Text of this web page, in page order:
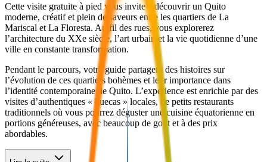
Cette visite gratuite à pied vous invite à découvrir un Quito
moderne, créatif et plein de saveurs entre les quartiers de La
Mariscal et La Floresta. Au fil des rues, vous explorerez
l’architecture du XXe siècle, l’art urbain et la vie quotidienne d’une
ville en constante transformation.
Pendant le parcours, votre guide partagera des histoires sur
l’évolution de ces quartiers bohèmes et leur importance dans
l’identité contemporaine de Quito. L’expérience est enrichie par des
visites d’authentiques « huecas » locales, de petits restaurants
traditionnels où vous pourrez déguster une cuisine équatorienne en
portions généreuses, avec beaucoup de goût et à des prix
abordables.